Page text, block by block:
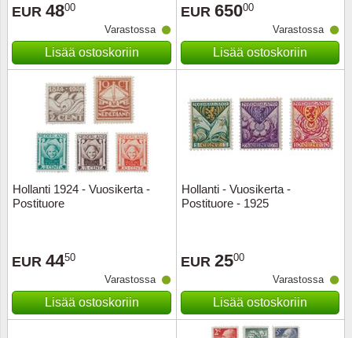
EUR 4800
Varastossa
Lisää ostoskoriin
EUR 65000
Varastossa
Lisää ostoskoriin
Hollanti 1924 - Vuosikerta -
Postituore
EUR 4450
Varastossa
Lisää ostoskoriin
Hollanti - Vuosikerta -
Postituore - 1925
EUR 2500
Varastossa
Lisää ostoskoriin
Musiiki
Itä-
Itävalta
Japani
Kreikka